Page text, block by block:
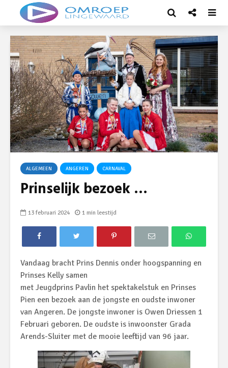
ALGEMEEN ANGEREN CARNAVAL
Prinselijk bezoek …
13 februari 2024 1 min leestijd
Vandaag bracht Prins Dennis onder hoogspanning en
Prinses Kelly samen
met Jeugdprins Pavlin het spektakelstuk en Prinses
Pien een bezoek aan de jongste en oudste inwoner
van Angeren. De jongste inwoner is Owen Driessen 1
Februari geboren. De oudste is inwoonster Grada
Arends-Sluiter met de mooie leeftijd van 96 jaar.